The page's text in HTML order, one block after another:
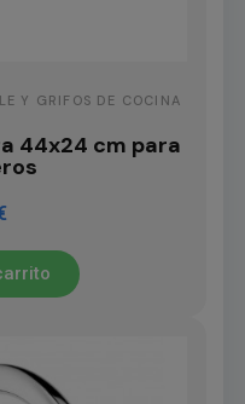
Y GRIFOS DE COCINA
44x24 cm para